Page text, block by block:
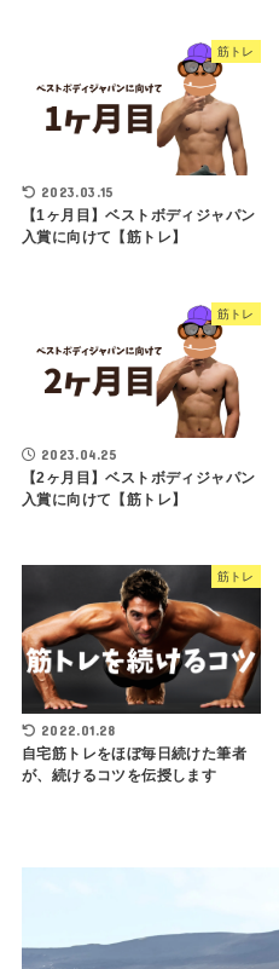
筋トレ
2023.03.15
【1ヶ月目】ベストボディジャパン
入賞に向けて【筋トレ】
筋トレ
2023.04.25
【2ヶ月目】ベストボディジャパン
入賞に向けて【筋トレ】
筋トレ
2022.01.28
自宅筋トレをほぼ毎日続けた筆者
が、続けるコツを伝授します